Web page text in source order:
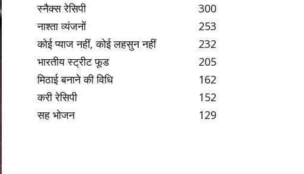
स्नैक्स रेसिपी
300
नाश्ता व्यंजनों
253
कोई प्याज नहीं, कोई लहसुन नहीं
232
भारतीय स्ट्रीट फूड
205
मिठाई बनाने की विधि
162
करी रेसिपी
152
सह भोजन
129